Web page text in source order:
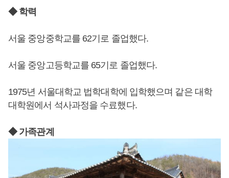
◆ 학력
서울 중앙중학교를 62기로 졸업했다.
서울 중앙고등학교를 65기로 졸업했다.
1975년 서울대학교 법학대학에 입학했으며 같은 대학
대학원에서 석사과정을 수료했다.
◆ 가족관계